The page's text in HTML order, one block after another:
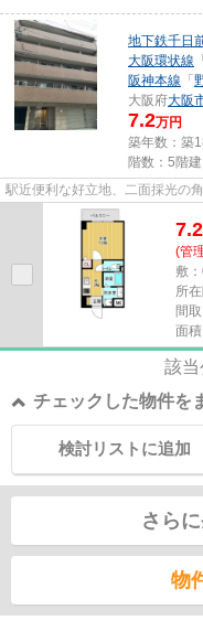
地下鉄千日
大阪環状線 「
阪神本線 「
大阪府大阪
7.2万円
築年数：築
階数：5階建
駅近便利な好立地、二面採光の
7.2
(管
敷
所
間
面
該当
チェックした物件を
検討リストに追加
さら
物